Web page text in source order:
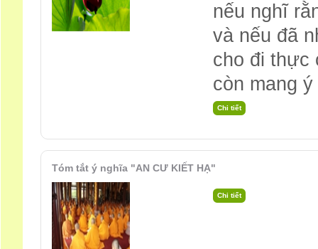
nếu nghĩ
và nếu đã
cho đi thực
còn mang
Tóm tắt ý nghĩa "AN CƯ KIẾT HẠ"